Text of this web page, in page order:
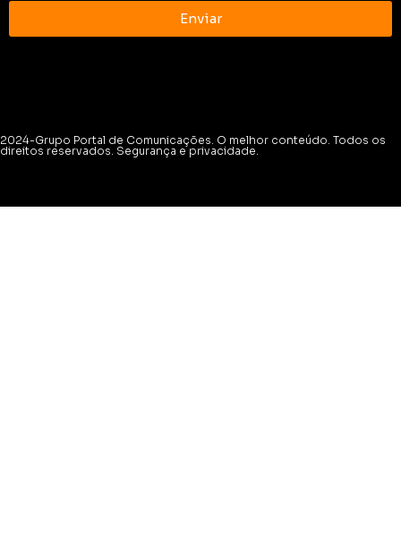
Enviar
2024-Grupo Portal de Comunicações. O melhor conteúdo. Todos os
direitos reservados. Segurança e privacidade.